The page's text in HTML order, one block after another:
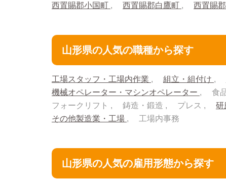
西置賜郡小国町
西置賜郡白鷹町 西置賜
山形県の人気の職種から探す
工場スタッフ・工場内作業 組立・組付け
機械オペレーター・マシンオペレーター
食
フォークリフト
鋳造・鍛造 プレス 研
その他製造業・工場
工場内事務
山形県の人気の雇用形態から探す